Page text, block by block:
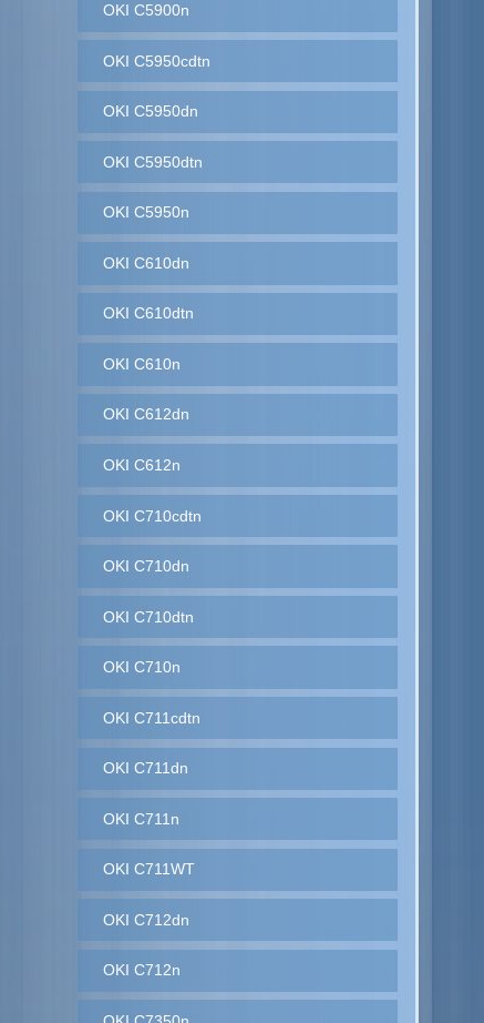
OKI C5900n
OKI C5950cdtn
OKI C5950dn
OKI C5950dtn
OKI C5950n
OKI C610dn
OKI C610dtn
OKI C610n
OKI C612dn
OKI C612n
OKI C710cdtn
OKI C710dn
OKI C710dtn
OKI C710n
OKI C711cdtn
OKI C711dn
OKI C711n
OKI C711WT
OKI C712dn
OKI C712n